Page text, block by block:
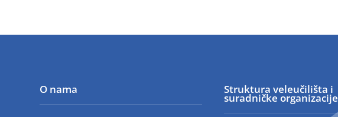
O nama Struktura veleučilišta i
suradničke organizacije